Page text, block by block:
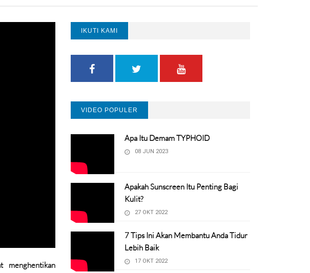
menghentikan
IKUTI KAMI
VIDEO POPULER
Apa Itu Demam TYPHOID
08 JUN 2023
Apakah Sunscreen Itu Penting Bagi
Kulit?
27 OKT 2022
7 Tips Ini Akan Membantu Anda Tidur
Lebih Baik
17 OKT 2022